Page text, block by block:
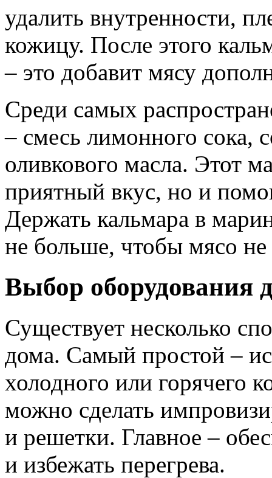
удалить внутренности,
кожицу. После этого
– это добавит мясу
Среди самых
– смесь лимонного сока,
оливкового масла. Этот
приятный вкус, но и
Держать кальмара в
не больше, чтобы мясо
Выбор оборудования
Существует несколько
дома. Самый простой –
холодного или горячего
можно сделать
и решетки. Главное –
и избежать перегрева.